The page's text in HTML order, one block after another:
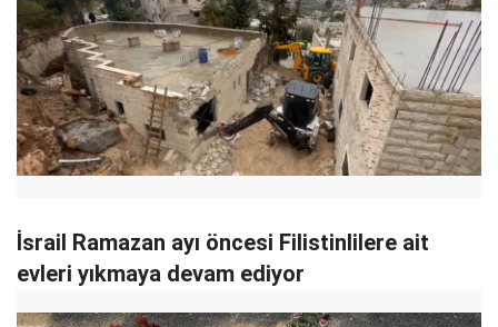
İsrail Ramazan ayı öncesi Filistinlilere ait
evleri yıkmaya devam ediyor